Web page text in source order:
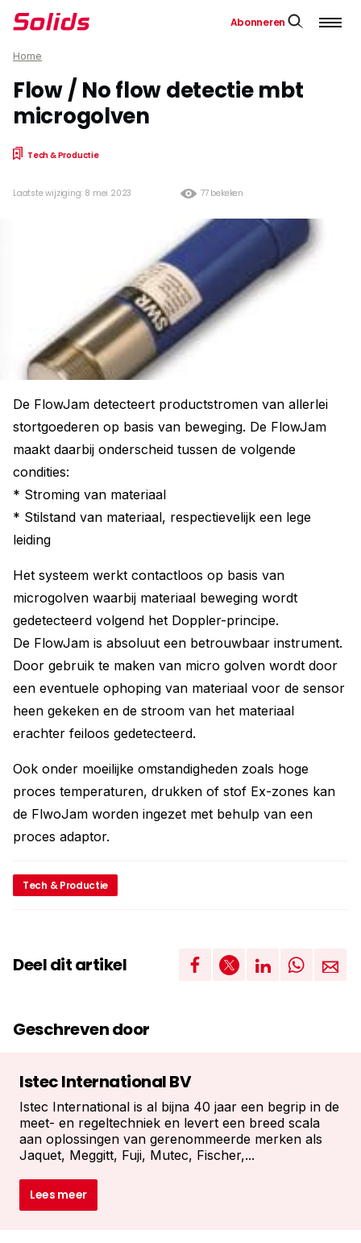
Abonneren
Home
Flow / No flow detectie mbt
microgolven
Tech & Productie
77 bekeken
Laatste wijziging: 8 mei 2023
De FlowJam detecteert productstromen van allerlei
stortgoederen op basis van beweging. De FlowJam
maakt daarbij onderscheid tussen de volgende
condities:
* Stroming van materiaal
* Stilstand van materiaal, respectievelijk een lege
leiding
Het systeem werkt contactloos op basis van
microgolven waarbij materiaal beweging wordt
gedetecteerd volgend het Doppler-principe.
De FlowJam is absoluut een betrouwbaar instrument.
Door gebruik te maken van micro golven wordt door
een eventuele ophoping van materiaal voor de sensor
heen gekeken en de stroom van het materiaal
erachter feiloos gedetecteerd.
Ook onder moeilijke omstandigheden zoals hoge
proces temperaturen, drukken of stof Ex-zones kan
de FlwoJam worden ingezet met behulp van een
proces adaptor.
Tech & Productie
Deel dit artikel
Geschreven door
Istec International BV
Istec International is al bijna 40 jaar een begrip in de
meet- en regeltechniek en levert een breed scala
aan oplossingen van gerenommeerde merken als
Jaquet, Meggitt, Fuji, Mutec, Fischer,...
Lees meer